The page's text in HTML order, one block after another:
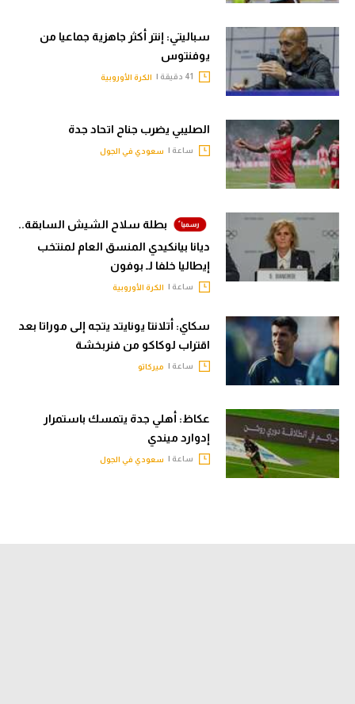
سباليتي: إنتر أكثر جاهزية جماعيا من
يوفنتوس
الكرة الأوروبية
الصليبي يضرب جناح اتحاد جدة
ساعة | سعودي في الجول
بطلة سلاح الشيش السابقة..
ديانا بيانكيدي المنسق العام لمنتخب
إيطاليا خلفا لـ بوفون
ساعة | الكرة الأوروبية
سكاي: أتلانتا يونايتد يتجه إلى موراتا بعد
اقتراب لوكاكو من فنربخشة
ساعة | ميركاتو
عكاظ: أهلي جدة يتمسك باستمرار
إدوارد ميندي
ساعة | سعودي في الجول